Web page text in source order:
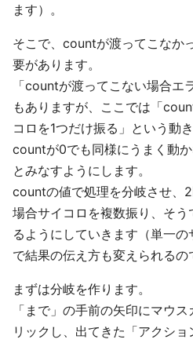
ます）。
そこで、countが渡ってこなか
要があります。
「countが渡ってこない場合エ
もありますが、ここでは「
コロを1つだけ振る」という動
countが0でも同様にうまく動
とみなすようにします。
countの値で処理を分岐させ、
場合サイコロを複数振り、そ
るようにしていきます（単一
で結果の伝え方も変えられるの
まずは分岐を作ります。
「まで」の手前の矢印にマウ
リックし、出てきた「アクシ